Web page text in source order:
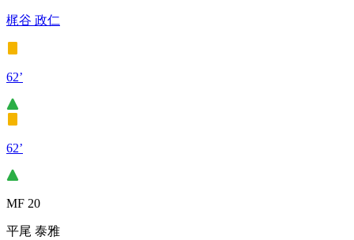
梶谷 政仁
62’
62’
MF 20
平尾 泰雅